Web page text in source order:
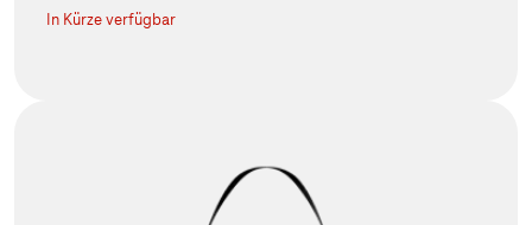
In Kürze verfügbar